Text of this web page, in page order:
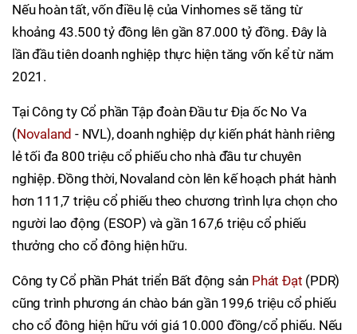
Nếu hoàn tất, vốn điều lệ của Vinhomes sẽ tăng từ
khoảng 43.500 tỷ đồng lên gần 87.000 tỷ đồng. Đây là
lần đầu tiên doanh nghiệp thực hiện tăng vốn kể từ năm
2021.
Tại Công ty Cổ phần Tập đoàn Đầu tư Địa ốc No Va
(Novaland - NVL), doanh nghiệp dự kiến phát hành riêng
lẻ tối đa 800 triệu cổ phiếu cho nhà đầu tư chuyên
nghiệp. Đồng thời, Novaland còn lên kế hoạch phát hành
hơn 111,7 triệu cổ phiếu theo chương trình lựa chọn cho
người lao động (ESOP) và gần 167,6 triệu cổ phiếu
thưởng cho cổ đông hiện hữu.
Công ty Cổ phần Phát triển Bất động sản Phát Đạt (PDR)
cũng trình phương án chào bán gần 199,6 triệu cổ phiếu
cho cổ đông hiện hữu với giá 10.000 đồng/cổ phiếu. Nếu